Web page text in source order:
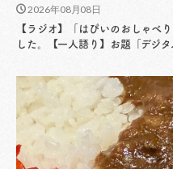
2026年08月08日
【ラジオ】「はぴいのおしゃべ
した。【一人語り】お題「デジタ